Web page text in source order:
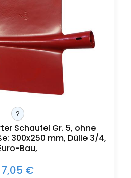
?
Schaufel Gr. 5, ohne
300x250 mm, Dülle 3/4,
Bau,
7,05 €